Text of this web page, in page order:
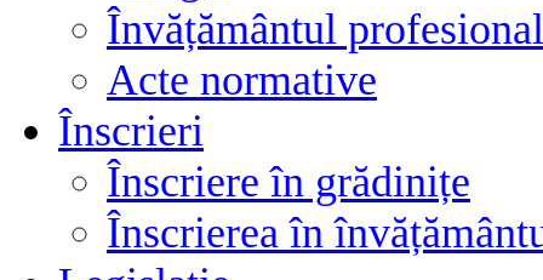
Învățământul
Acte normative
Înscrieri
Înscriere în grădinițe
Înscrierea în